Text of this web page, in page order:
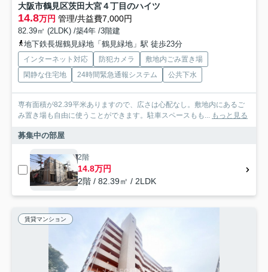
大阪市鶴見区茨田大宮４丁目のハイツ
14.8万円 管理/共益費7,000円
82.39㎡ (2LDK) /築4年 /3階建
地下鉄長堀鶴見緑地「鶴見緑地」駅 徒歩23分
インターネット対応 防犯カメラ
敷地内ごみ置き場
閑静な住宅地
24時間緊急通報システム 公共下水
専有面積が82.39平米ありますので、広さは心配なし。敷地内にあるご
み置き場も自由に使うことができます。駐車スペースもも... もっと見る
募集中の部屋
2階
14.8万円
2階 / 82.39㎡ / 2LDK
賃貸マンション